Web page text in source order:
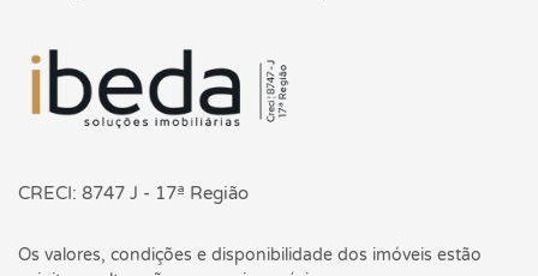
Página inicial
CRECI: 8747 J - 17ª Região
Os valores, condições e disponibilidade dos imóveis estão